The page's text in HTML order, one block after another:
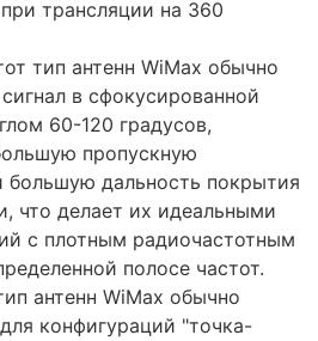
трансляции на 360
тип антенн WiMax обычно
в сфокусированной
60-120 градусов,
пропускную
большую дальность покрытия
что делает их идеальными
с плотным радиочастотным
полосе частот.
антенн WiMax обычно
конфигураций "точка-